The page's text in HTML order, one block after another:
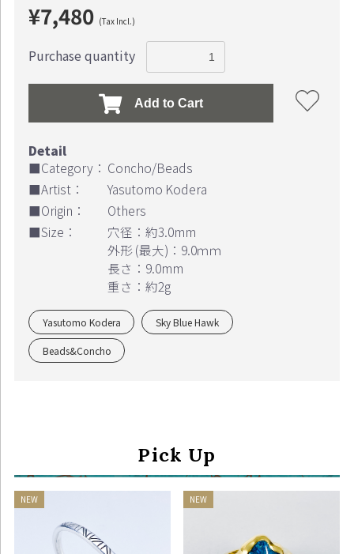
¥7,480 (Tax Incl.)
Purchase quantity
Add to Cart
■Category： Concho/Beads
■Artist：
Yasutomo Kodera
■Origin：
Others
■Size：
穴径：約3.0mm
外形 (最大)：9.0ｍｍ
長さ：9.0mm
重さ：約2g
Yasutomo Kodera Sky Blue Hawk
Beads&Concho
Continue shopping
Pick Up